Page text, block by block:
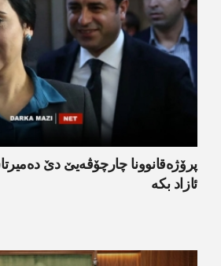
پرۆژەقانوونا چارچۆڤەیێ دێ
ئازاد بکە